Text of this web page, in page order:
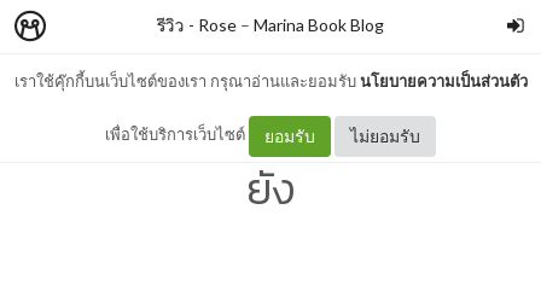
เราใช้คุ๊กกี้บนเว็บไซต์ของเรา กรุณาอ่านและยอมรับนโยบายความเป็นส่วนตัว
เพื่อใช้บริการเว็บไซต์ ยอมรับ ไม่ยอมรับ
รีวิว - Rose – Marina Book Blog
รีวิว - Shooting Star : จังน
ยัง